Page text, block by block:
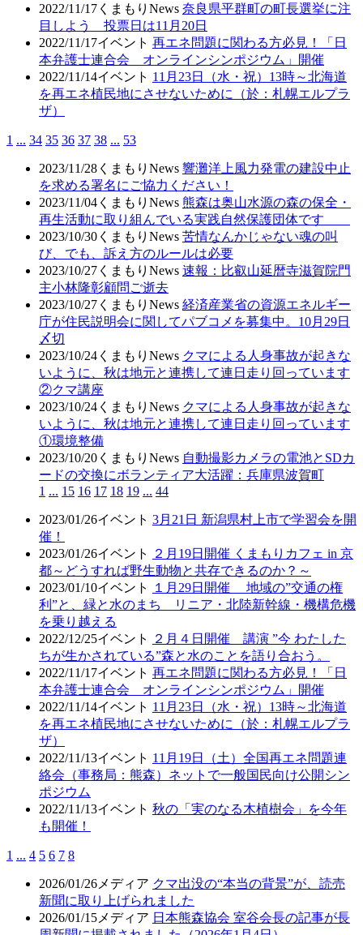
2022/11/17 くまもりNews 奈良県平群町の町長選挙に注
目しよう 投票日は11月20日
2022/11/17イベント 再エネ問題に関わる方必見！「日
本弁護士連合会 オンラインシンポジウム」開催
2022/11/14イベント 11月23日（水・祝）13時～北海道
を再エネ植民地にさせないために（於：札幌エルプラ
ザ）
1 ... 34 35 36 37 38 ... 53
2023/11/28 くまもりNews 響灘洋上風力発電の建設中止
を求める署名にご協力ください！
2023/11/04 くまもりNews 熊森は奥山水源の森の保全・
再生活動に取り組んでいる実践自然保護団体です
2023/10/30 くまもりNews 苦情なんかじゃない魂の叫
び、でも、訴え方のルールは必要
2023/10/27 くまもりNews 速報：比叡山延暦寺滋賀院門
主小林隆彰顧問ご逝去
2023/10/27 くまもりNews 経済産業省の資源エネルギー
庁が住民説明会に関してパブコメを募集中。10月29日
〆切
2023/10/24 くまもりNews クマによる人身事故が起きな
いように、秋は地元と連携して連日走り回っています
②クマ講座
2023/10/24 くまもりNews クマによる人身事故が起きな
いように、秋は地元と連携して連日走り回っています
①環境整備
2023/10/20 くまもりNews 自動撮影カメラの電池とSDカ
ードの交換にボランティア大活躍：兵庫県波賀町
1 ... 15 16 17 18 19 ... 44
2023/01/26イベント 3月21日 新潟県村上市で学習会を開
催！
2023/01/26イベント
２月19日開催 くまもりカフェ in 京
都～どうすれば野生動物と共存できるのか？～
2023/01/10イベント
１月29日開催 地域の”交通の権
利”と、緑と水のまち リニア・北陸新幹線・機構危機
を乗り越える
2022/12/25イベント
２月４日開催 講演 ”今 わたした
ちが生かされている”森と水のことを語り合おう。
2022/11/17イベント 再エネ問題に関わる方必見！「日
本弁護士連合会 オンラインシンポジウム」開催
2022/11/14イベント 11月23日（水・祝）13時～北海道
を再エネ植民地にさせないために（於：札幌エルプラ
ザ）
2022/11/13イベント 11月19日（土）全国再エネ問題連
絡会（事務局：熊森）ネットで一般国民向け公開シン
ポジウム
2022/11/13イベント 秋の「実のなる木植樹会」を今年
も開催！
1 ... 4 5 6 7 8
2026/01/26 メディア クマ出没の“本当の背景”が、読売
新聞に取り上げられました
2026/01/15 メディア 日本熊森協会 室谷会長の記事が長